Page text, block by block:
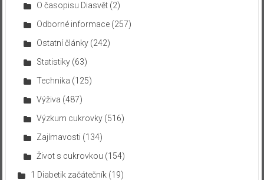
O časopisu Diasvět(2)
Odborné informace(257)
Ostatní články(242)
Statistiky(63)
Technika (125)
Výživa (487)
Výzkum cukrovky(516)
Zajímavosti (134)
Život s cukrovkou (154)
1 Diabetik začátečník(19)